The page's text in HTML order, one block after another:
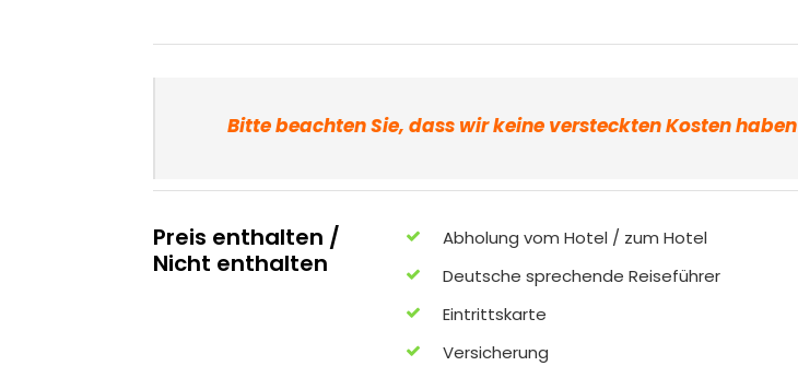
Bitte beachten Sie, dass wir keine versteckten Kosten haben
Preis enthalten /
Nicht enthalten
Abholung vom Hotel / zum Hotel
Deutsche sprechende Reiseführer
Eintrittskarte
Versicherung